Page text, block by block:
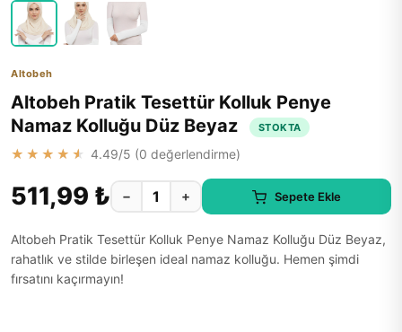
Altobeh
Altobeh Pratik Tesettür Kolluk Penye
Namaz Kolluğu Düz Beyaz
STOKTA
★★★★★ 4.49/5 (0 değerlendirme)
511,99 ₺ − + Sepete Ekle
Altobeh Pratik Tesettür Kolluk Penye Namaz Kolluğu Düz Beyaz,
rahatlık ve stilde birleşen ideal namaz kolluğu. Hemen şimdi
fırsatını kaçırmayın!